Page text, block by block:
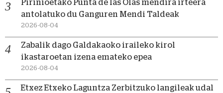
Pirinioetako Punta de las Olas mendira irteera
antolatuko du Ganguren Mendi Taldeak
2026-08-04
Zabalik dago Galdakaoko iraileko kirol
ikastaroetan izena emateko epea
2026-08-04
Etxez Etxeko Laguntza Zerbitzuko langileak udal